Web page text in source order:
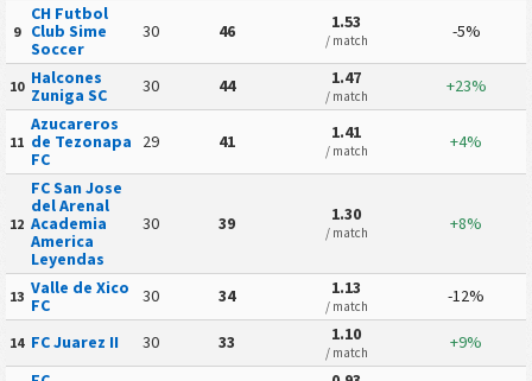
9
CH Futbol
Club Sime
Soccer
30 46 1.53
/ match -5%
10 Halcones
Zuniga SC
30 44 1.47
/ match +23%
11
Azucareros
de Tezonapa
FC
29 41 1.41
/ match +4%
12
FC San Jose
del Arenal
Academia
America
Leyendas
30 39 1.30
/ match +8%
13 Valle de Xico
FC
30 34 1.13
/ match -12%
14 FC Juarez II 30 33 1.10
/ match +9%